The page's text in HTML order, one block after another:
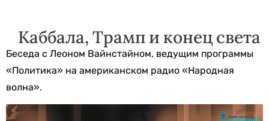
Каббала, Трамп и конец света
Беседа с Леоном Вайнстайном, ведущим программы
«Политика» на американском радио «Народная
волна».
Видеоплеер